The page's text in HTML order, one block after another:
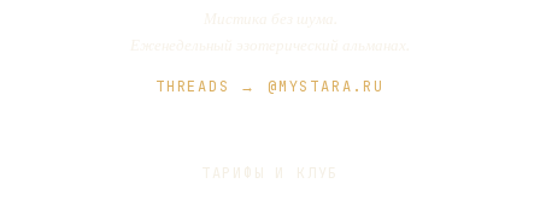
THREADS → @MYSTARA.RU
ТАРИФЫ И КЛУБ